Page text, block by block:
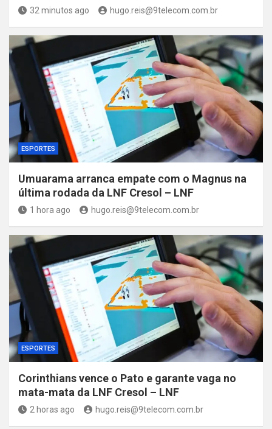
32 minutos ago hugo.reis@9telecom.com.br
ESPORTES
Umuarama arranca empate com o Magnus na
última rodada da LNF Cresol – LNF
1 hora ago hugo.reis@9telecom.com.br
ESPORTES
Corinthians vence o Pato e garante vaga no
mata-mata da LNF Cresol – LNF
2 horas ago hugo.reis@9telecom.com.br